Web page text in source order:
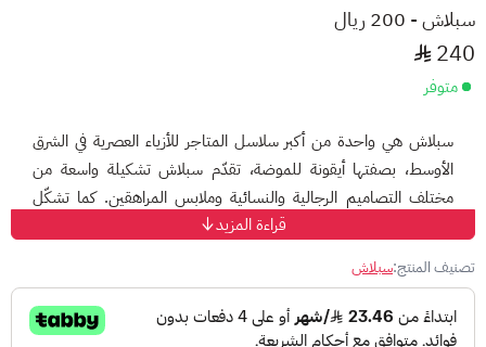
سبلاش - 200 ريال
240
متوفر
سبلاش هي واحدة من أكبر سلاسل المتاجر للأزياء العصرية في الشرق
الأوسط، بصفتها أيقونة للموضة، تقدّم سبلاش تشكيلة واسعة من
مختلف التصاميم الرجالية والنسائية وملابس المراهقين. كما تشكّل
نقطة التجمّع الرئيسية للعديد من العلامات التجارية العالمية، مثل: لي
احتياجاتك من أزياء تناسب حياتك اليومية، العمل، والمناسبات. مع
بطاقة سبلاش مسبقة الدفع تتيح لك الاستمتاع بتجربة الشراء
والتسوق، فلا مجال للتردد فالتسوق عبر بطاقة سبلاش فرصة لا تفوت؛
قراءة المزيد
تصنيف المنتج:سبلاش